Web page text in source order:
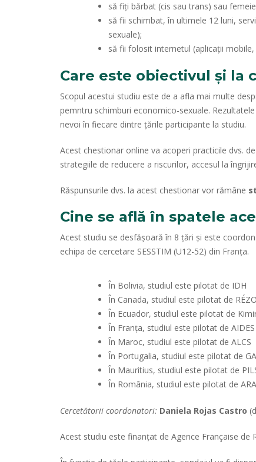
să fiți bărbat (cis sau trans) sau
să fii schimbat, în ultimele 12 luni,
sexuale);
să fii folosit internetul (aplicații
Care este obiectivul și la
Scopul acestui studiu este de a afla mai multe
pemntru schimburi economico-sexuale.
nevoi în fiecare dintre țările participante la studiu.
Acest chestionar online va acoperi practicile dvs.
strategiile de reducere a riscurilor, accesul la
Răspunsurile dvs. la acest chestionar vor rămâne
Cine se află în spatele
Acest studiu se desfășoară în 8 țări și este
echipa de cercetare SESSTIM (U12-52) din Franța.
În Bolivia, studiul este pilotat de IDH
În Canada, studiul este pilotat de RÉZO
În Ecuador, studiul este pilotat de
În Franța, studiul este pilotat de AIDES
În Maroc, studiul este pilotat de ALCS
În Portugalia, studiul este pilotat de
În Mauritius, studiul este pilotat de
În România, studiul este pilotat de
Cercetătorii coordonatori: Daniela Rojas Castro
Acest studiu este finanțat de Agence Française de